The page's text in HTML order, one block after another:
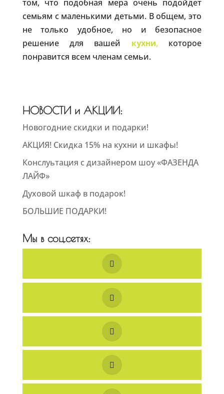
том, что подобная мера очень подойдет
семьям с маленькими детьми. В общем, это
не только удобное, но и безопасное
решение для вашей кухни, которое
понравится всем членам семьи.
НОВОСТИ и АКЦИИ:
Новогодние скидки и подарки!
АКЦИЯ! Скидка 15% на кухни и шкафы!
Конслуьтация с дизайнером шоу «ФАЗЕНДА
ЛАЙФ»
Духовой шкаф в подарок!
БОЛЬШИЕ ПОДАРКИ!
Мы в соц.сетях: